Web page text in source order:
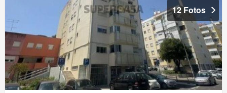
12 Fotos